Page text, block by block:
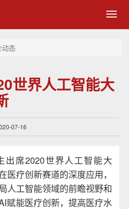
动态
世界人工智能大
07-16
出席2020世界人工智能大
医疗创新赛道的深度应用，
人工智能领域的前瞻视野和
赋能医疗创新，提高医疗水